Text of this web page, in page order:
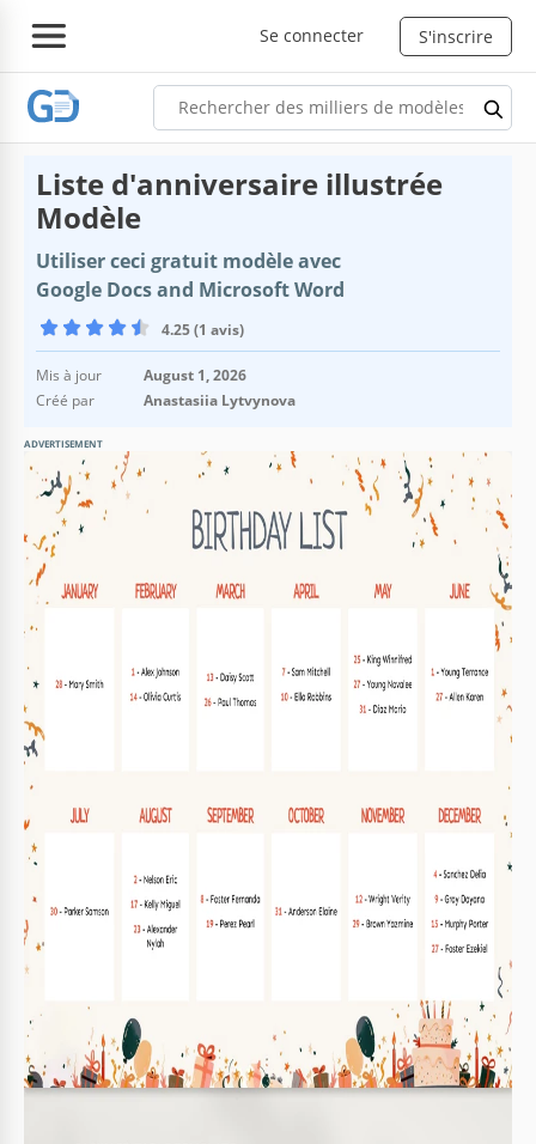
Se connecter S'inscrire
Liste d'anniversaire illustrée
Modèle
Utiliser ceci gratuit modèle avec
Google Docs and Microsoft Word
4.25 (1 avis)
Mis à jour
August 1, 2026
Créé par
Anastasiia Lytvynova
ADVERTISEMENT